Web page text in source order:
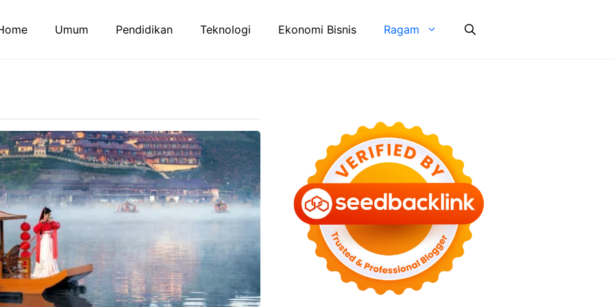
Umum Pendidikan Teknologi Ekonomi Bisnis Ragam